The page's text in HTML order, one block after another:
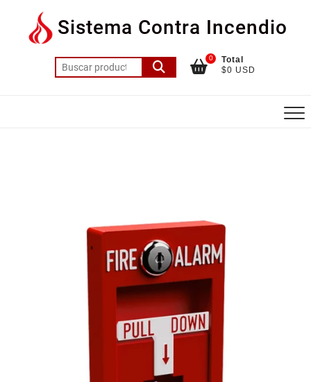
contenido
Sistema Contra Incendio
Buscar
0
Total
$0 USD